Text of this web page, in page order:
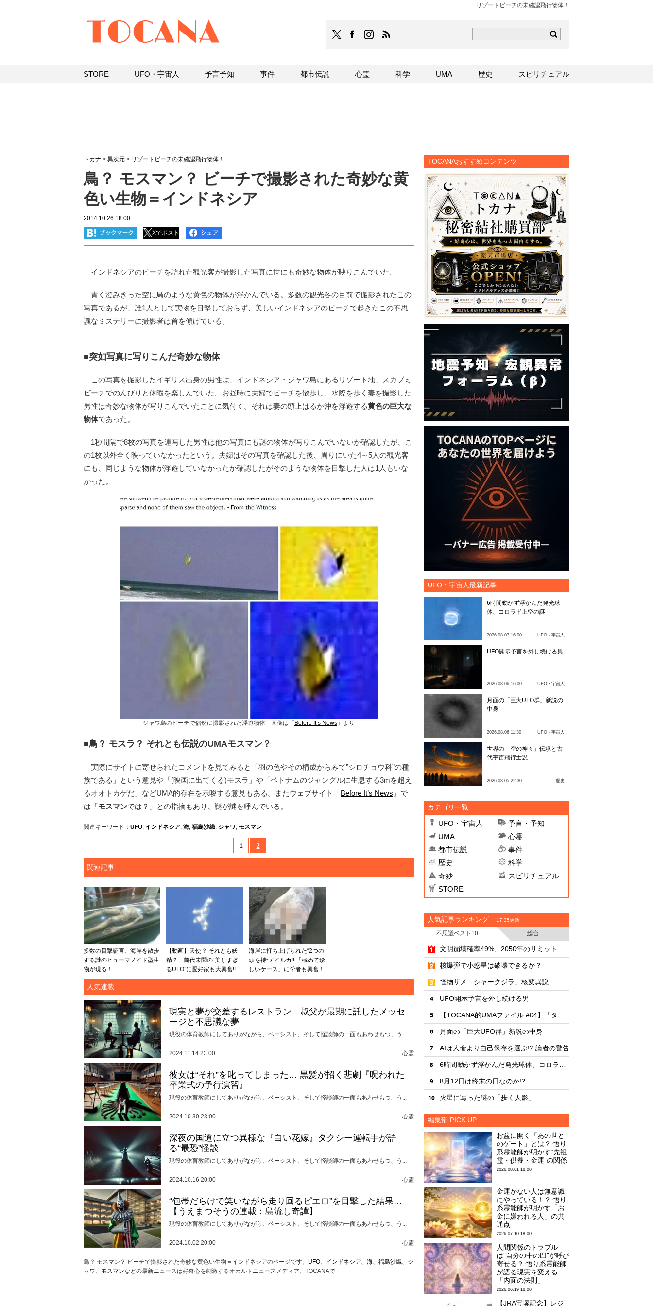
リゾートビーチの未確認飛行物体！
TOCANAのFacebookはこちら
TOCANAのinstagramはこちら
トカナ > 異次元 > リゾートビーチの未確認飛行物体！
鳥？ モスマン？ ビーチで撮影された奇妙な黄
色い生物＝インドネシア
2014.10.26 18:00
Xでポスト
インドネシアのビーチを訪れた観光客が撮影した写真に世にも奇妙な物体が映りこんでいた。
青く澄みきった空に鳥のような黄色の物体が浮かんでいる。多数の観光客の目前で撮影されたこの
写真であるが、誰1人として実物を目撃しておらず、美しいインドネシアのビーチで起きたこの不思
議なミステリーに撮影者は首を傾げている。
■突如写真に写りこんだ奇妙な物体
この写真を撮影したイギリス出身の男性は、インドネシア・ジャワ島にあるリゾート地、スカブミ
ビーチでのんびりと休暇を楽しんでいた。お昼時に夫婦でビーチを散歩し、水際を歩く妻を撮影した
男性は奇妙な物体が写りこんでいたことに気付く。それは妻の頭上はるか沖を浮遊する黄色の巨大な
物体であった。
1秒間隔で8枚の写真を連写した男性は他の写真にも謎の物体が写りこんでいないか確認したが、こ
の1枚以外全く映っていなかったという。夫婦はその写真を確認した後、周りにいた4～5人の観光客
にも、同じような物体が浮遊していなかったか確認したがそのような物体を目撃した人は1人もいな
かった。
ジャワ島のビーチで偶然に撮影された浮遊物体　画像は「 Before It’s News 」より
■鳥？ モスラ？ それとも伝説のUMAモスマン？
実際にサイトに寄せられたコメントを見てみると「羽の色やその構成からみて”シロチョウ科”の種
族である」という意見や「(映画に出てくる)モスラ」や「ベトナムのジャングルに生息する3mを超え
るオオトカゲだ」などUMA的存在を示唆する意見もある。またウェブサイト「Before It’s News 」で
は「モスマンでは？」との指摘もあり、謎が謎を呼んでいる。
関連キーワード： UFO, インドネシア, 海, 福島沙織, ジャワ, モスマン
1 2
関連記事
多数の目撃証言、海岸を散歩
する謎のヒューマノイド型生
物が現る！
【動画】天使？ それとも妖
精？ 前代未聞の“美しすぎ
るUFO”に愛好家も大興奮!!
海岸に打ち上げられた“2つの
頭を持つ”イルカ!! 「極めて珍
しいケース」に学者も興奮！
人気連載
現実と夢が交差するレストラン…叔父が最期に託したメッセ
ージと不思議な夢
現役の体育教師にしてありがながら、ベーシスト、そして怪談師の一面もあわせもつ、う...
2024.11.14 23:00 心霊
彼女は“それ”を叱ってしまった… 黒髪が招く悲劇『呪われた
卒業式の予行演習』
現役の体育教師にしてありがながら、ベーシスト、そして怪談師の一面もあわせもつ、う...
2024.10.30 23:00 心霊
深夜の国道に立つ異様な『白い花嫁』タクシー運転手が語
る“最恐”怪談
現役の体育教師にしてありがながら、ベーシスト、そして怪談師の一面もあわせもつ、う...
2024.10.16 20:00 心霊
“包帯だらけで笑いながら走り回るピエロ”を目撃した結果…
【うえまつそうの連載：島流し奇譚】
現役の体育教師にしてありがながら、ベーシスト、そして怪談師の一面もあわせもつ、う...
2024.10.02 20:00 心霊
鳥？ モスマン？ ビーチで撮影された奇妙な黄色い生物＝インドネシアのページです。 UFO、 インドネシア、 海、 福島沙織、 ジ
ャワ、 モスマンなどの最新ニュースは好奇心を刺激するオカルトニュースメディア、TOCANAで
TOCANAおすすめコンテンツ
UFO・宇宙人最新記事
6時間動かず浮かんだ発光球
体、コロラド上空の謎
2026.08.07 16:00 UFO・宇宙人
UFO開示予言を外し続ける男
2026.08.06 16:00 UFO・宇宙人
月面の「巨大UFO群」新説の
中身
2026.08.06 11:30 UFO・宇宙人
世界の「空の神々」伝承と古
代宇宙飛行士説
2026.08.05 22:30 歴史
カテゴリ一覧
UFO・宇宙人
予言・予知
UMA
心霊
都市伝説
事件
歴史
科学
奇妙
スピリチュアル
STORE
人気記事ランキング 17:35更新
不思議ベスト10！
総合
・
文明崩壊確率49%、2050年のリミット
・
核爆弾で小惑星は破壊できるか？
・
怪物ザメ「シャークジラ」核変異説
・
UFO開示予言を外し続ける男
・
・
月面の「巨大UFO群」新説の中身
・
AIは人命より自己保存を選ぶ!? 論者の警告
・
・
8月12日は終末の日なのか!?
・
火星に写った謎の「歩く人影」
編集部 PICK UP
お盆に開く「あの世と
のゲート」とは？ 悟り
系霊能師が明かす“先祖
霊・供養・金運”の関係
2026.08.01 18:00
金運がない人は無意識
にやっている！？ 悟り
系霊能師が明かす「お
金に嫌われる人」の共
通点
2026.07.10 18:00
人間関係のトラブル
は“自分の中の凹”が呼び
寄せる？ 悟り系霊能師
が語る現実を変える
「内面の法則」
2026.06.19 18:00
【JRA宝塚記念】レジ
STORE UFO・宇宙人 予言予知 事件 都市伝説 心霊 科学 UMA 歴史 スピリチュアル